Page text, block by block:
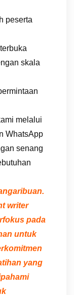
peserta
skala
melalui
WhatsApp
senang
writer
pada
untuk
yang